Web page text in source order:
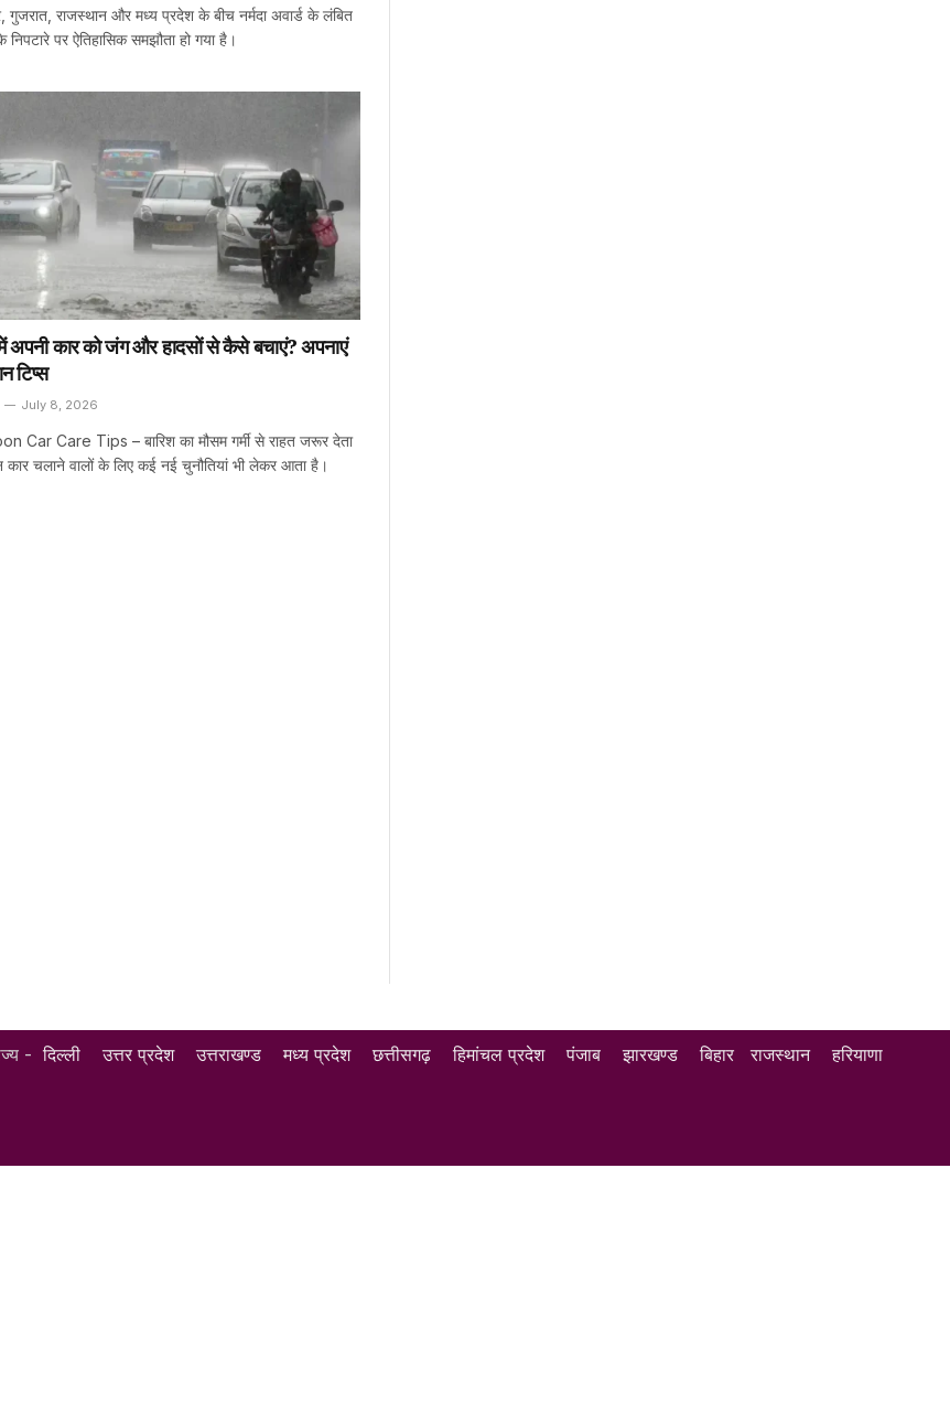
गुजरात, राजस्थान और मध्य प्रदेश के बीच नर्मदा अवार्ड के लंबित
निपटारे पर ऐतिहासिक समझौता हो गया है।
अपनी कार को जंग और हादसों से कैसे बचाएं? अपनाएं
टिप्स
July 8, 2026
Car Care Tips – बारिश का मौसम गर्मी से राहत जरूर देता
कार चलाने वालों के लिए कई नई चुनौतियां भी लेकर आता है।
-दिल्ली उत्तर प्रदेश उत्तराखण्ड मध्य प्रदेश छत्तीसगढ़ हिमांचल प्रदेश पंजाब झारखण्ड बिहार राजस्थान हरियाणा